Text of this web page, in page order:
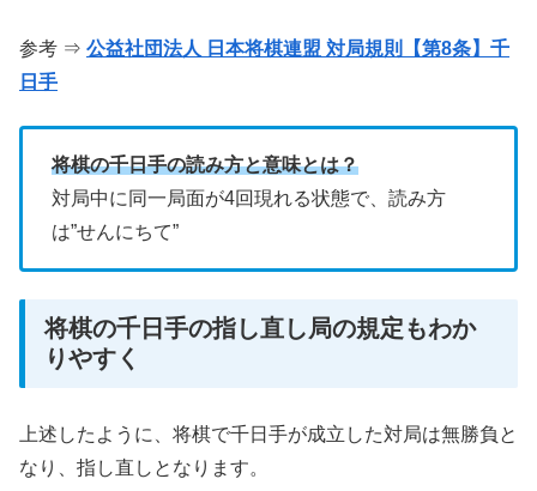
参考 ⇒ 公益社団法人 日本将棋連盟 対局規則【第8条】千
日手
将棋の千日手の読み方と意味とは？
対局中に同一局面が4回現れる状態で、読み方
は”せんにちて”
将棋の千日手の指し直し局の規定もわか
りやすく
上述したように、将棋で千日手が成立した対局は無勝負と
なり、指し直しとなります。